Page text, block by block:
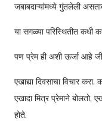
जबाबदाऱ्यांमध्ये गुंतलेली
या सगळ्या परिस्थितीत कधी
पण प्रेम ही अशी ऊर्जा आहे
एखाद्या दिवसाचा विचार
एखादा मित्र प्रेमाने
होते.